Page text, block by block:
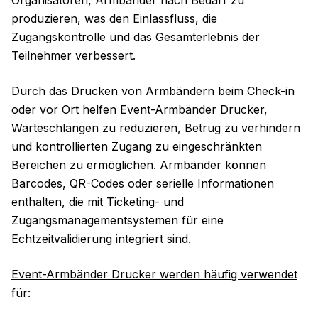
produzieren, was den Einlassfluss, die
Zugangskontrolle und das Gesamterlebnis der
Teilnehmer verbessert.
Durch das Drucken von Armbändern beim Check-in
oder vor Ort helfen Event-Armbänder Drucker,
Warteschlangen zu reduzieren, Betrug zu verhindern
und kontrollierten Zugang zu eingeschränkten
Bereichen zu ermöglichen. Armbänder können
Barcodes, QR-Codes oder serielle Informationen
enthalten, die mit Ticketing- und
Zugangsmanagementsystemen für eine
Echtzeitvalidierung integriert sind.
Event-Armbänder Drucker werden häufig verwendet
für: